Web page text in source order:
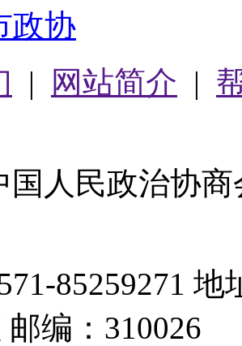
政协
| 网站简介 |
国人民政治协
85259271
编：310026